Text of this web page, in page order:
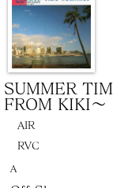
SUMMER
FROM KIKI〜
AIR
RVC
Ａ